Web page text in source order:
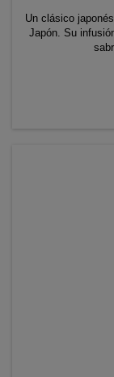
Un clásico
Japón. Su